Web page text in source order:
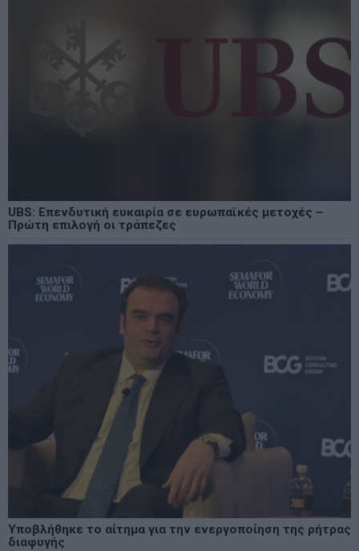
UBS: Επενδυτική ευκαιρία σε ευρωπαϊκές μετοχές –
Πρώτη επιλογή οι τράπεζες
Υποβλήθηκε το αίτημα για την ενεργοποίηση της ρήτρας
διαφυγής